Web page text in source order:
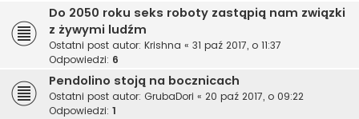
Do 2050 roku seks roboty zastąpią nam związki
z żywymi ludźm
Ostatni post autor: Krishna « 31 paź 2017, o 11:37
Odpowiedzi: 6
Pendolino stoją na bocznicach
Ostatni post autor: GrubaDori « 20 paź 2017, o 09:22
Odpowiedzi: 1